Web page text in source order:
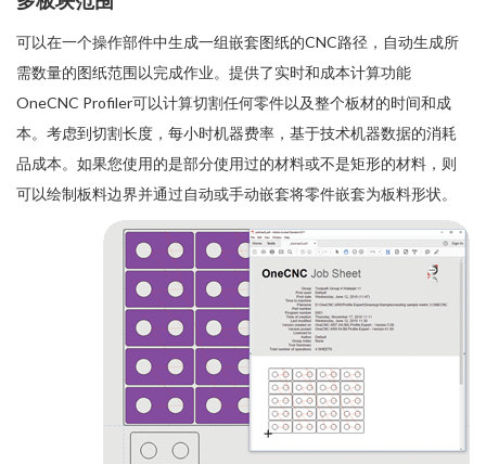
可以在一个操作部件中生成一组嵌套图纸的CNC路径，自动生成所
需数量的图纸范围以完成作业。提供了实时和成本计算功能
OneCNC Profiler可以计算切割任何零件以及整个板材的时间和成
本。考虑到切割长度，每小时机器费率，基于技术机器数据的消耗
品成本。如果您使用的是部分使用过的材料或不是矩形的材料，则
可以绘制板料边界并通过自动或手动嵌套将零件嵌套为板料形状。